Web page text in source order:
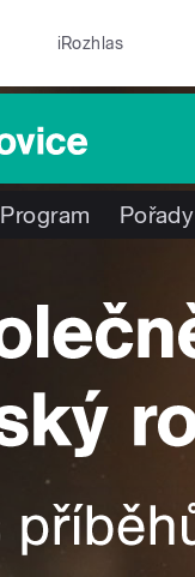
iRozhlas
Program Pořady